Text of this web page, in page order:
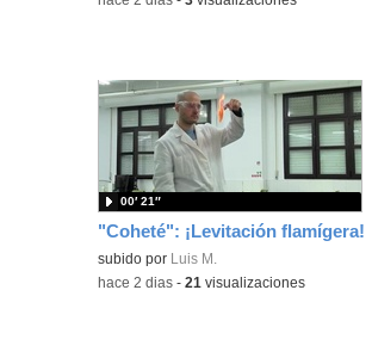
"Coheté": ¡Levitación flamígera!
Contenido educativo.
subido por Luis M.
00′ 21″
-hace 2 dias -21 visualizaciones